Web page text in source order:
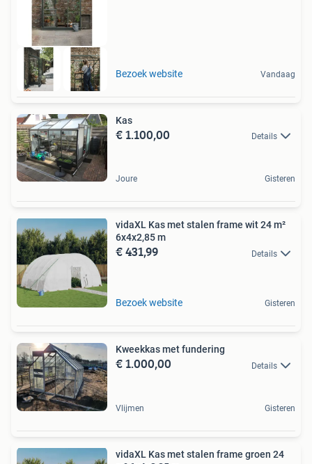
Bezoek website Vandaag
Kas
€ 1.100,00 Details
Joure Gisteren
vidaXL Kas met stalen frame wit 24 m²
6x4x2,85 m
€ 431,99 Details
Bezoek website Gisteren
Kweekkas met fundering
€ 1.000,00 Details
Vlijmen Gisteren
vidaXL Kas met stalen frame groen 24